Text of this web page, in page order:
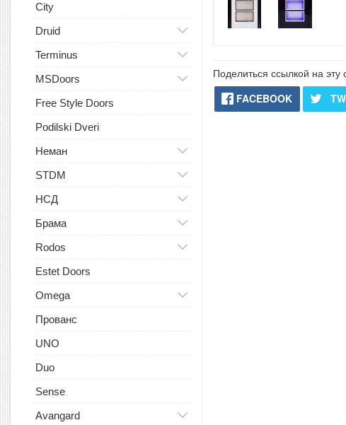
City
Druid
Terminus
MSDoors
Free Style Doors
Podilski Dveri
Неман
STDM
НСД
Брама
Rodos
Estet Doors
Omega
Прованс
UNO
Duo
Sense
Avangard
Поделиться ссылкой на эту
FACEBOOK